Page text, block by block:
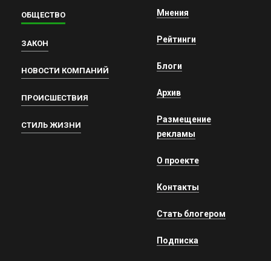
ОБЩЕСТВО
ЗАКОН
НОВОСТИ КОМПАНИЙ
ПРОИСШЕСТВИЯ
СТИЛЬ ЖИЗНИ
Мнения
Рейтинги
Блоги
Архив
Размещение
рекламы
О проекте
Контакты
Стать блогером
Подписка